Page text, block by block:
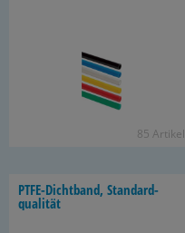
85 Ar­ti­kel
PTFE-​Dichtband, Stan­dard­
qua­li­tät